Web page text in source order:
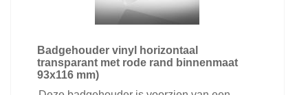
Badgehouder vinyl horizontaal
transparant met rode rand binnenmaat
93x116 mm)